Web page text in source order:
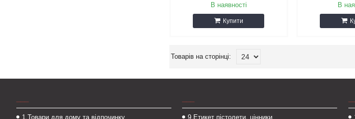
В наявності
Купити
В
1.Товари для дому та відпочинку
9.Етикет пістолети, цінники